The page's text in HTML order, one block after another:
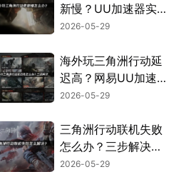
新慢？UU加速器实
测有效解决！
2026-05-29
海外玩三角洲行动延
迟高？网易UU加速
器稳定提速指南！
2026-05-29
三角洲行动联机失败
怎么办？三步解决组
队卡顿问题！
2026-05-29